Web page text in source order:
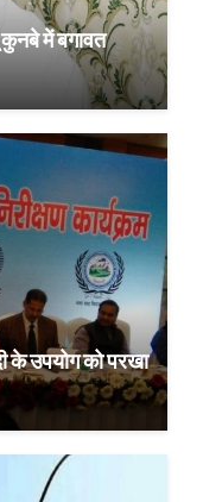
कुनबे में बगावत
के उपयोग को परखा